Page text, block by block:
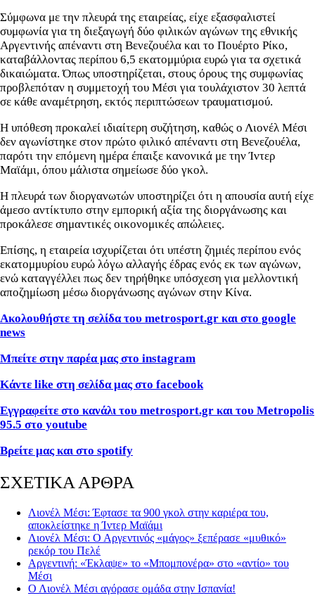
Σύμφωνα με την πλευρά της εταιρείας, είχε εξασφαλιστεί
συμφωνία για τη διεξαγωγή δύο φιλικών αγώνων της εθνικής
Αργεντινής απέναντι στη Βενεζουέλα και το Πουέρτο Ρίκο,
καταβάλλοντας περίπου 6,5 εκατομμύρια ευρώ για τα σχετικά
δικαιώματα. Όπως υποστηρίζεται, στους όρους της συμφωνίας
προβλεπόταν η συμμετοχή του Μέσι για τουλάχιστον 30 λεπτά
σε κάθε αναμέτρηση, εκτός περιπτώσεων τραυματισμού.
Η υπόθεση προκαλεί ιδιαίτερη συζήτηση, καθώς ο Λιονέλ Μέσι
δεν αγωνίστηκε στον πρώτο φιλικό απέναντι στη Βενεζουέλα,
παρότι την επόμενη ημέρα έπαιξε κανονικά με την Ίντερ
Μαϊάμι, όπου μάλιστα σημείωσε δύο γκολ.
Η πλευρά των διοργανωτών υποστηρίζει ότι η απουσία αυτή είχε
άμεσο αντίκτυπο στην εμπορική αξία της διοργάνωσης και
προκάλεσε σημαντικές οικονομικές απώλειες.
Επίσης, η εταιρεία ισχυρίζεται ότι υπέστη ζημιές περίπου ενός
εκατομμυρίου ευρώ λόγω αλλαγής έδρας ενός εκ των αγώνων,
ενώ καταγγέλλει πως δεν τηρήθηκε υπόσχεση για μελλοντική
αποζημίωση μέσω διοργάνωσης αγώνων στην Κίνα.
Ακολουθήστε τη σελίδα του metrosport.gr και στο google
news
Μπείτε στην παρέα μας στο instagram
Κάντε like στη σελίδα μας στο facebook
Εγγραφείτε στο κανάλι του metrosport.gr και του Metropolis
95.5 στο youtube
Βρείτε μας και στο spotify
ΣΧΕΤΙΚΑ ΑΡΘΡΑ
Λιονέλ Μέσι: Έφτασε τα 900 γκολ στην καριέρα του,
αποκλείστηκε η Ίντερ Μαϊάμι
Λιονέλ Μέσι: Ο Αργεντινός «μάγος» ξεπέρασε «μυθικό»
ρεκόρ του Πελέ
Αργεντινή: «Έκλαψε» το «Μπομπονέρα» στο «αντίο» του
Μέσι
Ο Λιονέλ Μέσι αγόρασε ομάδα στην Ισπανία!